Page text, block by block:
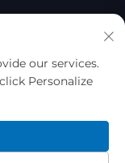
our services.
Personalize